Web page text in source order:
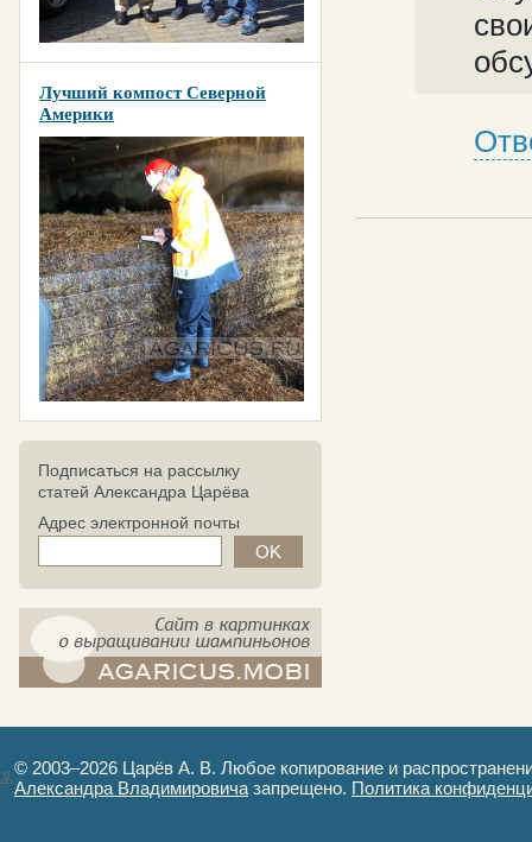
Лучший компост Северной
Америки
Подписаться на рассылку
статей Александра Царёва
Адрес электронной почты
© 2003–2026 Царёв А. В. Любое копирование и
Александра Владимировича запрещено. Политика
Авторизация